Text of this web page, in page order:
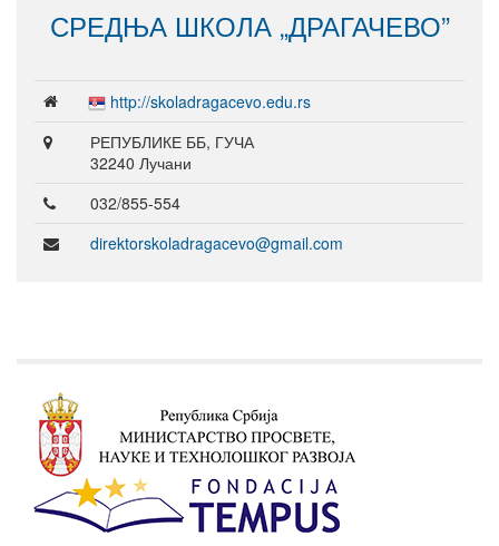
СРЕДЊА ШКОЛА „ДРАГАЧЕВО”
http://skoladragacevo.edu.rs
РЕПУБЛИКЕ ББ, ГУЧА
32240 Лучани
032/855-554
direktorskoladragacevo@gmail.com